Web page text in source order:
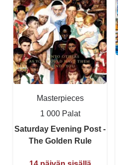
Masterpieces
1 000 Palat
Saturday Evening Post -
The Golden Rule